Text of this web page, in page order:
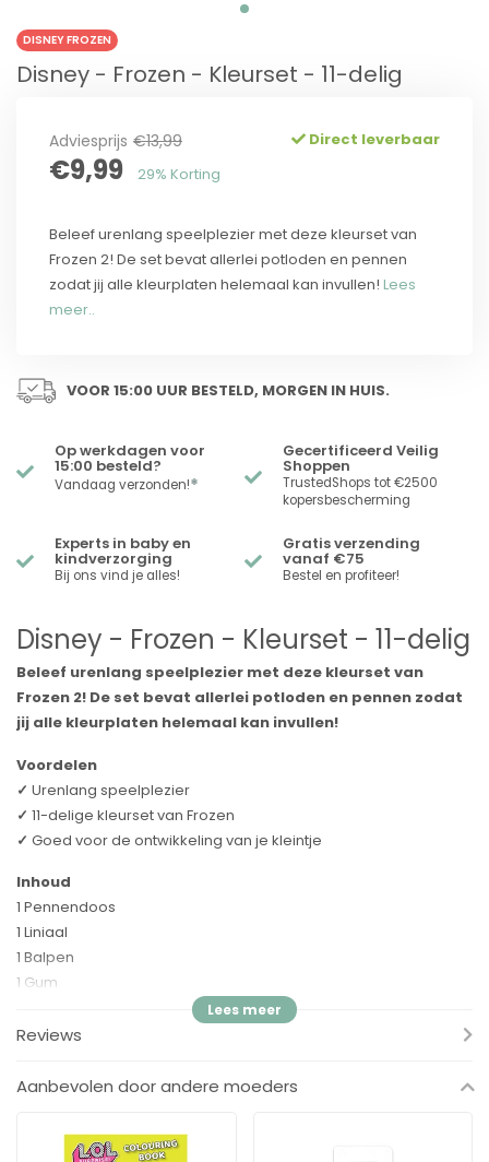
DISNEY FROZEN
Disney - Frozen - Kleurset - 11-delig
Adviesprijs €13,99
€9,99 29% Korting
Direct leverbaar
Beleef urenlang speelplezier met deze kleurset van
Frozen 2! De set bevat allerlei potloden en pennen
zodat jij alle kleurplaten helemaal kan invullen! Lees
meer..
VOOR 15:00 UUR BESTELD, MORGEN IN HUIS.
Op werkdagen voor
15:00 besteld?
Vandaag verzonden!*
Gecertificeerd Veilig
Shoppen
TrustedShops tot €2500
kopersbescherming
Experts in baby en
kindverzorging
Bij ons vind je alles!
Gratis verzending
vanaf €75
Bestel en profiteer!
Disney - Frozen - Kleurset - 11-delig
Beleef urenlang speelplezier met deze kleurset van
Frozen 2! De set bevat allerlei potloden en pennen zodat
jij alle kleurplaten helemaal kan invullen!
Voordelen
✓ Urenlang speelplezier
✓ 11-delige kleurset van Frozen
✓ Goed voor de ontwikkeling van je kleintje
Inhoud
1 Pennendoos
1 Liniaal
1 Balpen
1 Gum
1 Notitieboek
Frozen Kleurset
Reviews
Aanbevolen door andere moeders